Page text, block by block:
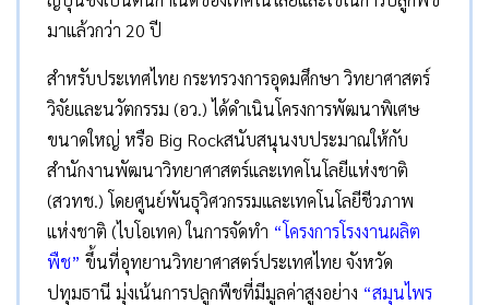
มาแล้วกว่า 20 ปี
สำหรับประเทศไทย กระทรวงการอุดมศึกษา วิทยาศาสตร์
วิจัยและนวัตกรรม (อว.) ได้ดำเนินโครงการพัฒนาพิเศษ
ขนาดใหญ่ หรือ Big Rockสนับสนุนงบประมาณให้กับ
สำนักงานพัฒนาวิทยาศาสตร์และเทคโนโลยีแห่งชาติ
(สวทช.) โดยศูนย์พันธุวิศวกรรมและเทคโนโลยีชีวภาพ
แห่งชาติ (ไบโอเทค) ในการจัดทำ “โครงการโรงงานผลิต
พืช” ขึ้นที่อุทยานวิทยาศาสตร์ประเทศไทย จังหวัด
ปทุมธานี มุ่งเน้นการปลูกพืชที่มีมูลค่าสูงอย่าง “สมุนไพร